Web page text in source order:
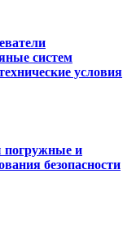
систем
условия
погружные и
безопасности